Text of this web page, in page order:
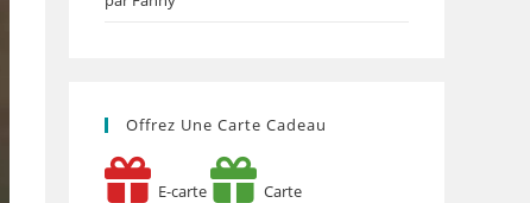
Offrez Une Carte Cadeau
E-carte Carte